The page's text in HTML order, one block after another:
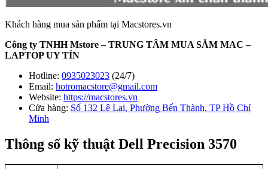
Khách hàng mua sản phẩm tại Macstores.vn
Công ty TNHH Mstore – TRUNG TÂM MUA SẮM MAC –
LAPTOP UY TÍN
Hotline: 0935023023 (24/7)
Email: hotromacstore@gmail.com
Website: https://macstores.vn
Cửa hàng: Số 132 Lê Lai, Phường Bến Thành, TP Hồ Chí
Minh
Thông số kỹ thuật Dell Precision 3570